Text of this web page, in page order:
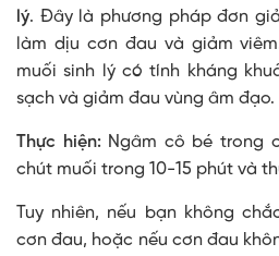
lý. Đây là phương pháp đơn
làm dịu cơn đau và giảm
muối sinh lý có tính kháng
sạch và giảm đau vùng âm đạo.
Thực hiện:Ngâm cô bé trong
chút muối trong 10-15 phút và
Tuy nhiên, nếu bạn không
cơn đau, hoặc nếu cơn đau